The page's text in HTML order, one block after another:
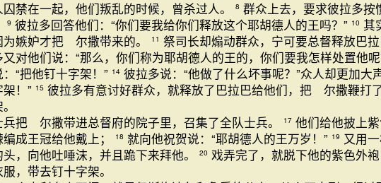
囚禁在一起，他们叛乱的时候，曾杀过人。
8 群众上去，要求彼拉多按
9 彼拉多回答他们：“你们要我给你们释放这个耶胡德人的王吗？” 10 其
为嫉妒才把 尔撒带来的。
11 祭司长却煽动群众，宁可要总督释放巴拉
对他们说：“那么，你们称为耶胡德人的王的，你们要我怎样处置他呢
“把他钉十字架！” 14 彼拉多说：“他做了什么坏事呢？”众人却更加大
！” 15 彼拉多有意讨好群众，就释放了巴拉巴给他们，把 尔撒鞭打
兵把 尔撒带进总督府的院子里，召集了全队士兵。 17 他们给他披上
成王冠给他戴上；
18 就向他祝贺说：“耶胡德人的王万岁！” 19 又用
，向他吐唾沫，并且跪下来拜他。
20 戏弄完了，就脱下他的紫色外
，带去钉十字架。